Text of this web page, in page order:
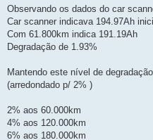
g
m
Observando os dados do car
Car scanner indicava 194.97Ah
Com 61.800km indica 191.19Ah
Degradação de 1.93%
Mantendo este nível de
(arredondado p/ 2% )
2% aos 60.000km
4% aos 120.000km
6% aos 180.000km